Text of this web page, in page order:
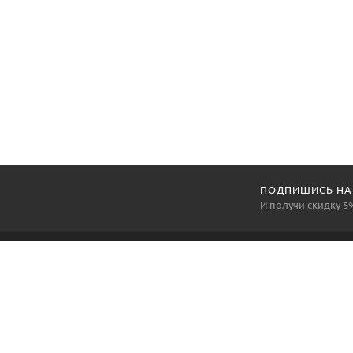
ПОДПИШИСЬ НА
И получи скидку